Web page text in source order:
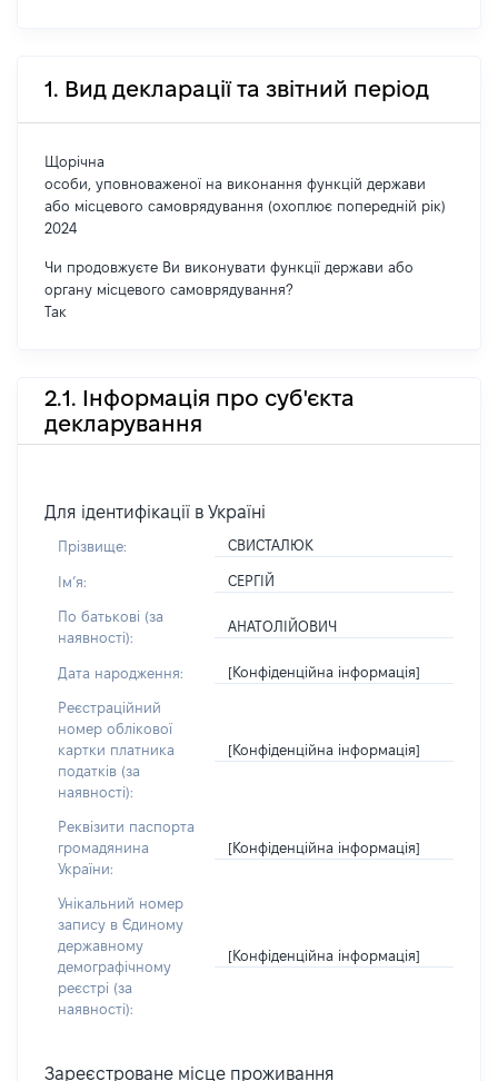
1. Вид декларації та звітний період
Щорічна
особи, уповноваженої на виконання функцій держави
або місцевого самоврядування (охоплює попередній рік)
2024
Чи продовжуєте Ви виконувати функції держави або
органу місцевого самоврядування?
Так
2.1. Інформація про суб'єкта
декларування
Для ідентифікації в Україні
Прізвище: СВИСТАЛЮК
Імʼя: СЕРГІЙ
По батькові (за
наявності):
АНАТОЛІЙОВИЧ
Дата народження: [Конфіденційна інформація]
Реєстраційний
номер облікової
картки платника
податків (за
наявності):
[Конфіденційна інформація]
Реквізити паспорта
громадянина
України:
[Конфіденційна інформація]
Унікальний номер
запису в Єдиному
державному
демографічному
реєстрі (за
наявності):
[Конфіденційна інформація]
Зареєстроване місце проживання